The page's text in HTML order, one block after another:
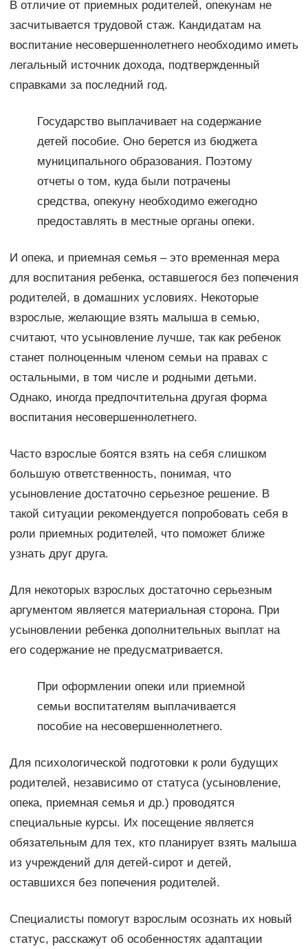
В отличие от приемных родителей, опекунам не
засчитывается трудовой стаж. Кандидатам на
воспитание несовершеннолетнего необходимо иметь
легальный источник дохода, подтвержденный
справками за последний год.
Государство выплачивает на содержание
детей пособие. Оно берется из бюджета
муниципального образования. Поэтому
отчеты о том, куда были потрачены
средства, опекуну необходимо ежегодно
предоставлять в местные органы опеки.
И опека, и приемная семья – это временная мера
для воспитания ребенка, оставшегося без попечения
родителей, в домашних условиях. Некоторые
взрослые, желающие взять малыша в семью,
считают, что усыновление лучше, так как ребенок
станет полноценным членом семьи на правах с
остальными, в том числе и родными детьми.
Однако, иногда предпочтительна другая форма
воспитания несовершеннолетнего.
Часто взрослые боятся взять на себя слишком
большую ответственность, понимая, что
усыновление достаточно серьезное решение. В
такой ситуации рекомендуется попробовать себя в
роли приемных родителей, что поможет ближе
узнать друг друга.
Для некоторых взрослых достаточно серьезным
аргументом является материальная сторона. При
усыновлении ребенка дополнительных выплат на
его содержание не предусматривается.
При оформлении опеки или приемной
семьи воспитателям выплачивается
пособие на несовершеннолетнего.
Для психологической подготовки к роли будущих
родителей, независимо от статуса (усыновление,
опека, приемная семья и др.) проводятся
специальные курсы. Их посещение является
обязательным для тех, кто планирует взять малыша
из учреждений для детей-сирот и детей,
оставшихся без попечения родителей.
Специалисты помогут взрослым осознать их новый
статус, расскажут об особенностях адаптации